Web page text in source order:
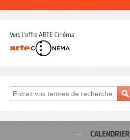
Vers l'offre ARTE Cinéma
CALENDRIER